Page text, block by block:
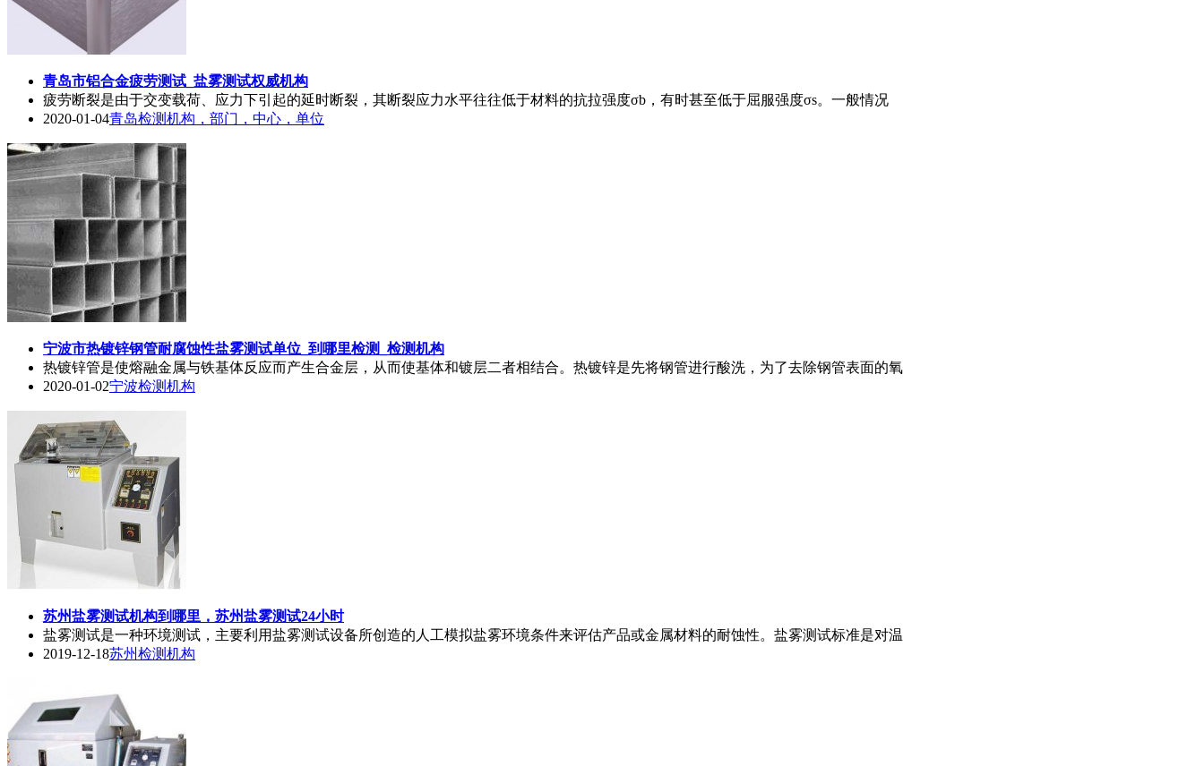
青岛市铝合金疲劳测试_ 盐雾测试权威机构
疲劳断裂是由于交变载荷、应力下引起的延时断裂，其断裂应力水平往往低于材料的抗拉强度σb，有时甚至低于屈服强度σs。一般情况
2020-01-04青岛检测机构，部门，中心，单位
宁波市热镀锌钢管耐腐蚀性盐雾测试单位_到哪里检测_检测机构
热镀锌管是使熔融金属与铁基体反应而产生合金层，从而使基体和镀层二者相结合。热镀锌是先将钢管进行酸洗，为了去除钢管表面的氧
2020-01-02宁波检测机构
苏州盐雾测试机构到哪里，苏州盐雾测试24小时
盐雾测试是一种环境测试，主要利用盐雾测试设备所创造的人工模拟盐雾环境条件来评估产品或金属材料的耐蚀性。 盐雾测试标准是对温
2019-12-18苏州检测机构